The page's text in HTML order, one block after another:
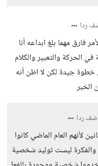
ردا
فارق مهما بلغ ابداعه أنا
الحركة والتعبير والكلام
جيدة لكن لا اظن أنه
ردا
لأنهم العام الماضي كانوا
والفكرة ليست توليد شخصية